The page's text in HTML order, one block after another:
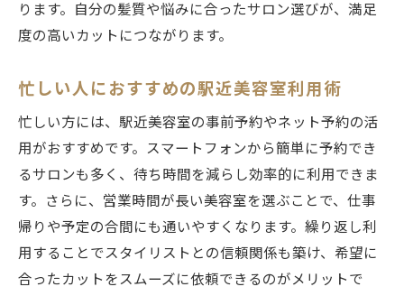
ります。自分の髪質や悩みに合ったサロン選びが、満足
度の高いカットにつながります。
忙しい人におすすめの駅近美容室利用術
忙しい方には、駅近美容室の事前予約やネット予約の活
用がおすすめです。スマートフォンから簡単に予約でき
るサロンも多く、待ち時間を減らし効率的に利用できま
す。さらに、営業時間が長い美容室を選ぶことで、仕事
帰りや予定の合間にも通いやすくなります。繰り返し利
用することでスタイリストとの信頼関係も築け、希望に
合ったカットをスムーズに依頼できるのがメリットで